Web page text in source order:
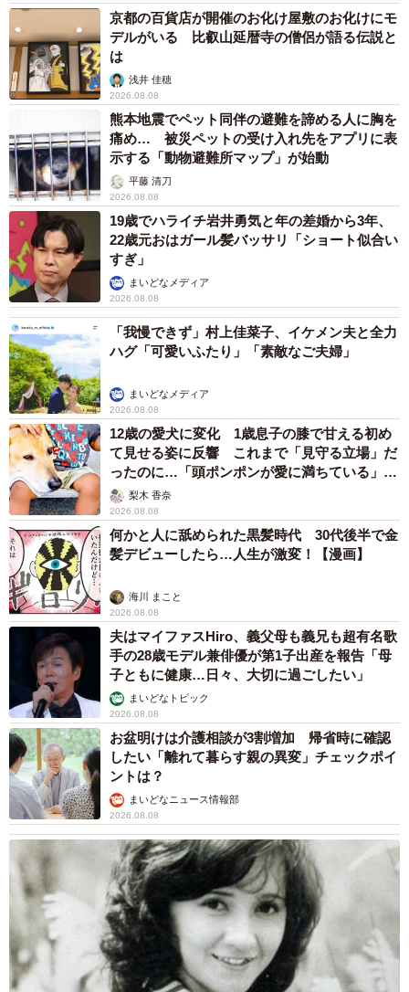
2/4
―サブスクリプション型のサービスでは、いかにファンを
大事にするかが重要なポイントになるかと思います。お客
様に直接お話を聞くことの他に、どのような取り組みをさ
れているのでしょうか
常に実施していることはミールキットをご購入いただいた
お客様に毎週アンケートを配信し、返信いただいたアンケ
ートを読み込むということです。アンケートの他にもECサ
イト上でコメントを記載することもできますので、そのア
ンケートとコメントを合わせて週に3000件ほどのご意見を
いただいています。
―3000件ものアンケートやコメントの全てに目を通されて
いるのですか
はい。そうすることで商品・サービスをどのように改善す
るのかを考えたり、販売を継続する商品を決めたりといっ
たことをしています。
もちろん、3000件ものご意見の全てに応えるということは
難しいことですが、いただいたご意見をグルーピング、カ
テゴリ分けし、どういった声が多いのかを分析するように
していますね。また、時には厳しいご意見をいただくこと
もありますが、そうしたことにも真摯に向き合うことで信
頼関係を築くようにしています。
「前例はない、だからやる」－。ゴールに向かっ
て、新しいチャレンジを楽しむことで切り拓かれ
るキャリア
―そうしたお客様の声と向き合い、どんどん新商品も開発
されているそうですね
京都の百貨店が開催のお化け屋敷のお化けにモ
デルがいる 比叡山延暦寺の僧侶が語る伝説と
は
浅井 佳穂
2026.08.08
熊本地震でペット同伴の避難を諦める人に胸を
痛め… 被災ペットの受け入れ先をアプリに表
示する「動物避難所マップ」が始動
平藤 清刀
2026.08.08
19歳でハライチ岩井勇気と年の差婚から3年、
22歳元おはガール髪バッサリ「ショート似合い
すぎ」
まいどなメディア
2026.08.08
「我慢できず」村上佳菜子、イケメン夫と全力
ハグ「可愛いふたり」「素敵なご夫婦」
まいどなメディア
2026.08.08
12歳の愛犬に変化 1歳息子の膝で甘える初め
て見せる姿に反響 これまで「見守る立場」だ
ったのに…「頭ポンポンが愛に満ちている」
「尊…」
梨木 香奈
2026.08.08
何かと人に舐められた黒髪時代 30代後半で金
髪デビューしたら…人生が激変！【漫画】
海川 まこと
2026.08.08
夫はマイファスHiro、義父母も義兄も超有名歌
手の28歳モデル兼俳優が第1子出産を報告「母
子ともに健康…日々、大切に過ごしたい」
まいどなトピック
2026.08.08
お盆明けは介護相談が3割増加 帰省時に確認
したい「離れて暮らす親の異変」チェックポイ
ントは？
まいどなニュース情報部
2026.08.08